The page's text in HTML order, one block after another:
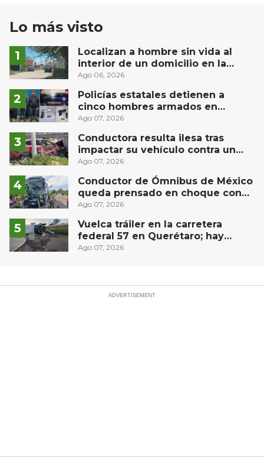
Lo más visto
Localizan a hombre sin vida al
interior de un domicilio en la
comunidad El Rodeo, San Juan del
Ago 06, 2026
Policías estatales detienen a
cinco hombres armados en
Puebla capital
Ago 07, 2026
Conductora resulta ilesa tras
impactar su vehículo contra un
muro en Huimilpan
Ago 07, 2026
Conductor de Ómnibus de México
queda prensado en choque con
materialista en San Juan del Río
Ago 07, 2026
Vuelca tráiler en la carretera
federal 57 en Querétaro; hay
derrame de combustible
Ago 07, 2026